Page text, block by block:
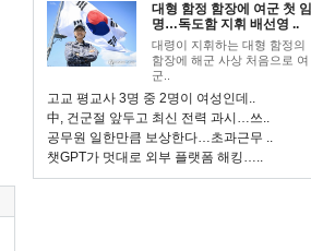
대형 함정 함장에 여군 첫 임
명…독도함 지휘 배선영 ..
대령이 지휘하는 대형 함정의
함장에 해군 사상 처음으로 여
군..
고교 평교사 3명 중 2명이 여성인데..
中, 건군절 앞두고 최신 전력 과시…쓰..
공무원 일한만큼 보상한다…초과근무 ..
챗GPT가 멋대로 외부 플랫폼 해킹…..